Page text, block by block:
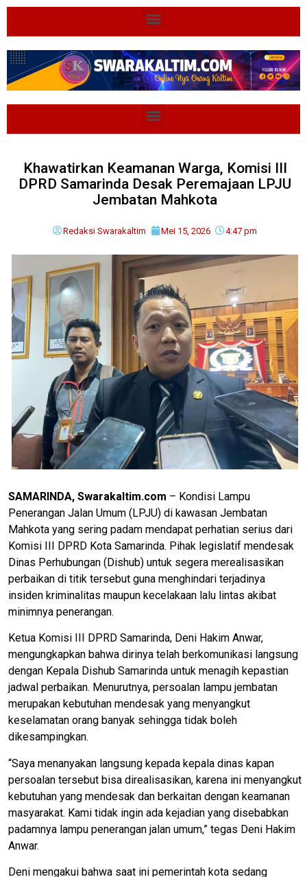
Khawatirkan Keamanan Warga, Komisi III
DPRD Samarinda Desak Peremajaan LPJU
Jembatan Mahkota
Redaksi Swarakaltim Mei 15, 2026 4:47 pm
SAMARINDA, Swarakaltim.com – ​Kondisi Lampu
Penerangan Jalan Umum (LPJU) di kawasan Jembatan
Mahkota yang sering padam mendapat perhatian serius dari
Komisi III DPRD Kota Samarinda. Pihak legislatif mendesak
Dinas Perhubungan (Dishub) untuk segera merealisasikan
perbaikan di titik tersebut guna menghindari terjadinya
insiden kriminalitas maupun kecelakaan lalu lintas akibat
minimnya penerangan.
​Ketua Komisi III DPRD Samarinda, Deni Hakim Anwar,
mengungkapkan bahwa dirinya telah berkomunikasi langsung
dengan Kepala Dishub Samarinda untuk menagih kepastian
jadwal perbaikan. Menurutnya, persoalan lampu jembatan
merupakan kebutuhan mendesak yang menyangkut
keselamatan orang banyak sehingga tidak boleh
dikesampingkan.
​“Saya menanyakan langsung kepada kepala dinas kapan
persoalan tersebut bisa direalisasikan, karena ini menyangkut
kebutuhan yang mendesak dan berkaitan dengan keamanan
masyarakat. Kami tidak ingin ada kejadian yang disebabkan
padamnya lampu penerangan jalan umum,” tegas Deni Hakim
Anwar.
​Deni mengakui bahwa saat ini pemerintah kota sedang